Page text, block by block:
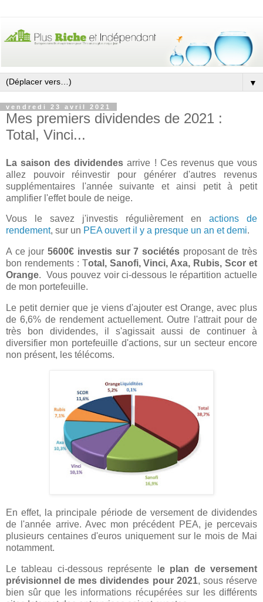
▼
vendredi 23 avril 2021
Mes premiers dividendes de 2021 :
Total, Vinci...
La saison des dividendes arrive ! Ces revenus que vous
allez pouvoir réinvestir pour générer d'autres revenus
supplémentaires l'année suivante et ainsi petit à petit
amplifier l'effet boule de neige.
Vous le savez j'investis régulièrement en actions de
rendement, sur un PEA ouvert il y a presque un an et demi.
A ce jour5600€ investis sur 7 sociétésproposant de très
bon rendements : Total, Sanofi, Vinci, Axa, Rubis, Scor et
Orange. Vous pouvez voir ci-dessous le répartition actuelle
de mon portefeuille.
Le petit dernier que je viens d'ajouter est Orange, avec plus
de 6,6% de rendement actuellement. Outre l'attrait pour de
très bon dividendes, il s'agissait aussi de continuer à
diversifier mon portefeuille d'actions, sur un secteur encore
non présent, les télécoms.
En effet, la principale période de versement de dividendes
de l'année arrive. Avec mon précédent PEA, je percevais
plusieurs centaines d'euros uniquement sur le mois de Mai
notamment.
Le tableau ci-dessous représente l e plan de versement
prévisionnel de mes dividendes pour 2021, sous réserve
bien sûr que les informations récupérées sur les différents